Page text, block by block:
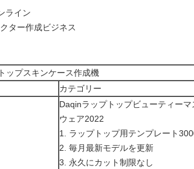
ライン
ター作成ビジネス
キンケース作成機
カテゴリー
Daqinラップトップビューティーマ
ウェア2022
1. ラップトップ用テンプレート
2. 毎月最新モデルを更新
3. 永久にカット制限なし